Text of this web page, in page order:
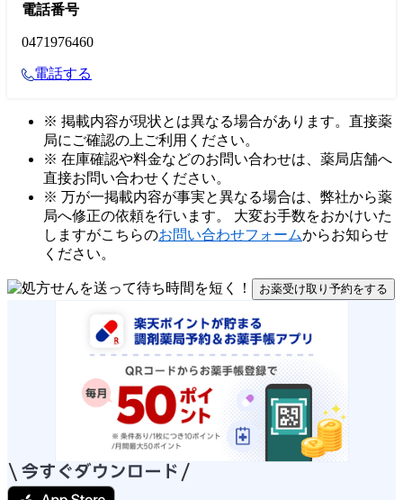
電話番号
0471976460
電話する
※ 掲載内容が現状とは異なる場合があります。直接薬
局にご確認の上ご利用ください。
※ 在庫確認や料金などのお問い合わせは、薬局店舗へ
直接お問い合わせください。
※ 万が一掲載内容が事実と異なる場合は、弊社から薬
局へ修正の依頼を行います。 大変お手数をおかけいた
しますがこちらのお問い合わせフォームからお知らせ
ください。
お薬受け取り予約をする